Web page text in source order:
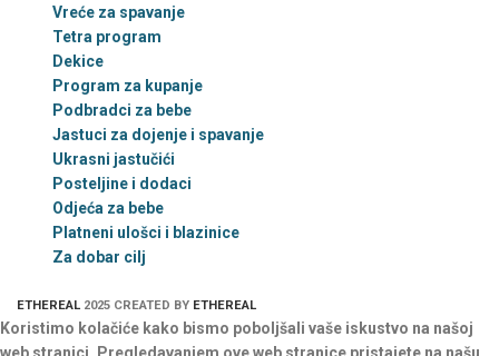
Vreće za spavanje
Tetra program
Dekice
Program za kupanje
Podbradci za bebe
Jastuci za dojenje i spavanje
Ukrasni jastučići
Posteljine i dodaci
Odjeća za bebe
Platneni ulošci i blazinice
Za dobar cilj
ETHEREAL 2025 CREATED BY ETHEREAL
Koristimo kolačiće kako bismo poboljšali vaše iskustvo na našoj
web stranici. Pregledavanjem ove web stranice pristajete na našu